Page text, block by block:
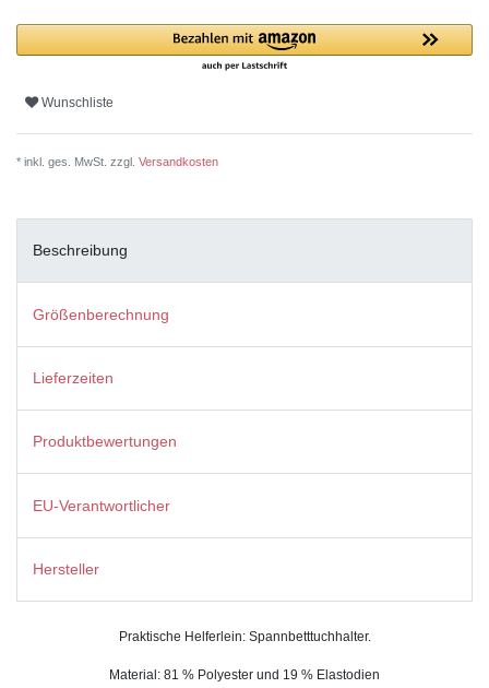
Wunschliste
* inkl. ges. MwSt. zzgl. Versandkosten
Beschreibung
Größenberechnung
Lieferzeiten
Produktbewertungen
EU-Verantwortlicher
Hersteller
Praktische Helferlein: Spannbetttuchhalter.
Material: 81 % Polyester und 19 % Elastodien